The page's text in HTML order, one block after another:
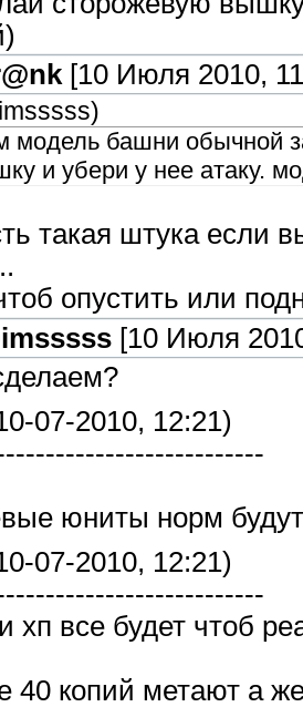
[10 Июля 2010,
)
модель башни обычной
и убери у нее атаку.
такая штука если
опустить или
[10 Июля
07-2010, 12:21)
юниты норм
07-2010, 12:21)
все будет чтоб
40 копий метают а